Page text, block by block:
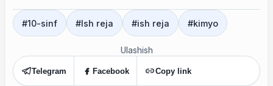
#10-sinf #Ish reja #ish reja #kimyo
Ulashish
Telegram Facebook Copy link